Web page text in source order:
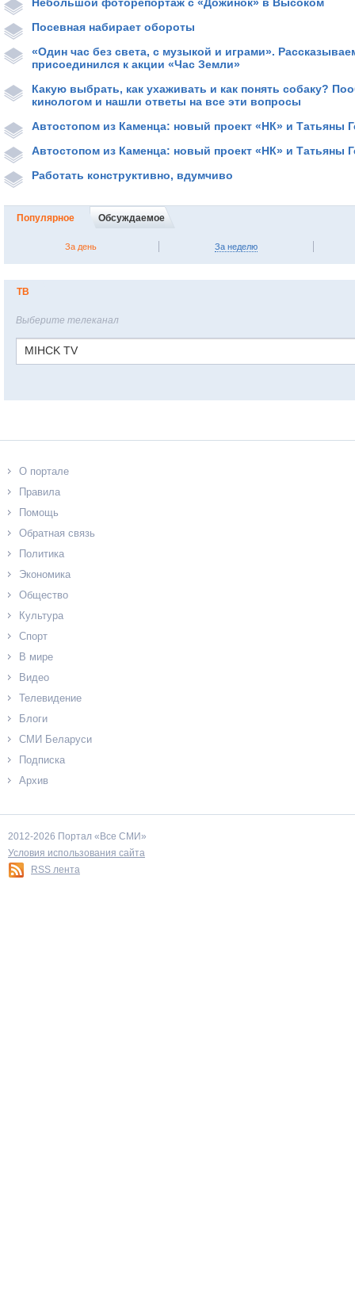
Посевная набирает обороты
«Один час без света, с музыкой и играми».
присоединился к акции «Час Земли»
Какую выбрать, как ухаживать и как понять собаку?
кинологом и нашли ответы на все эти вопросы
Автостопом из Каменца: новый проект «НК» и Татьяны
Автостопом из Каменца: новый проект «НК» и Татьяны
Работать конструктивно, вдумчиво
Популярное Обсуждаемое
За день За неделю
ТВ
Выберите телеканал
MIHCK TV
О портале
Правила
Помощь
Обратная связь
Политика
Экономика
Общество
Культура
Спорт
В мире
Видео
Телевидение
Блоги
СМИ Беларуси
Подписка
Архив
2012-2026 Портал «Все СМИ»
Условия использования сайта
RSS лента